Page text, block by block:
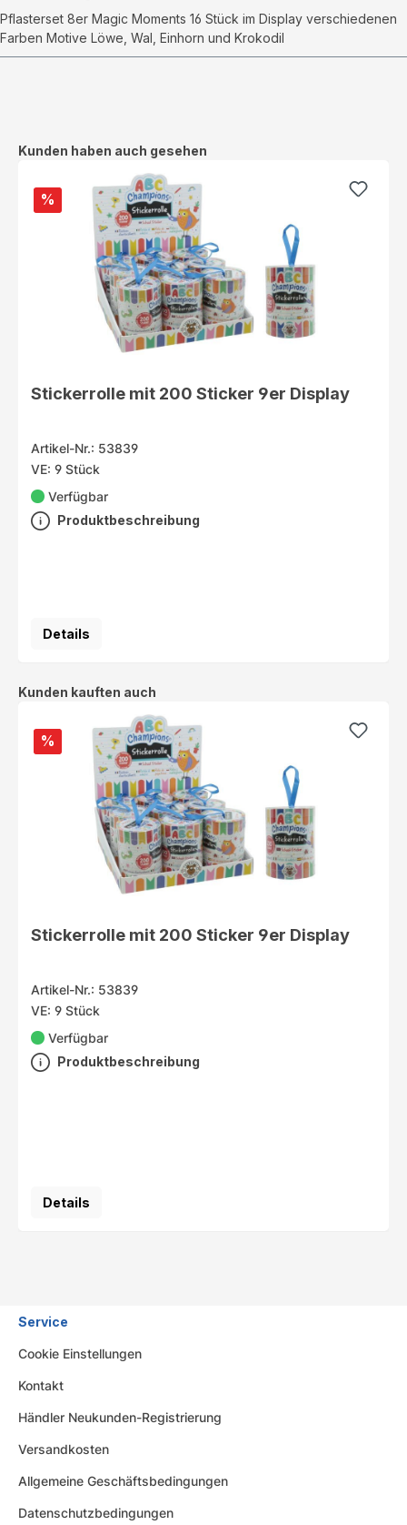
Pflasterset 8er Magic Moments 16 Stück im Display verschiedenen
Farben Motive Löwe, Wal, Einhorn und Krokodil
Produktgalerie überspringen
Kunden haben auch gesehen
%
Stickerrolle mit 200 Sticker 9er Display
Artikel-Nr.: 53839
VE: 9 Stück
Verfügbar
Produktbeschreibung
Details
Produktgalerie überspringen
Kunden kauften auch
%
Stickerrolle mit 200 Sticker 9er Display
Artikel-Nr.: 53839
VE: 9 Stück
Verfügbar
Produktbeschreibung
Details
Service
Cookie Einstellungen
Kontakt
Händler Neukunden-Registrierung
Versandkosten
Allgemeine Geschäftsbedingungen
Datenschutzbedingungen